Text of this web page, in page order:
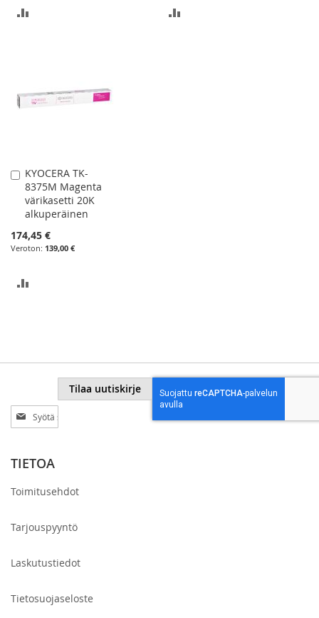
KYOCERA TK-
8375M Magenta
värikasetti 20K
alkuperäinen
174,45 €
139,00 €
Lisää
ostoskoriin
Tilaa
uutiskirjeemme:
Tilaa uutiskirje
TIETOA
Toimitusehdot
Tarjouspyyntö
Laskutustiedot
Tietosuojaseloste